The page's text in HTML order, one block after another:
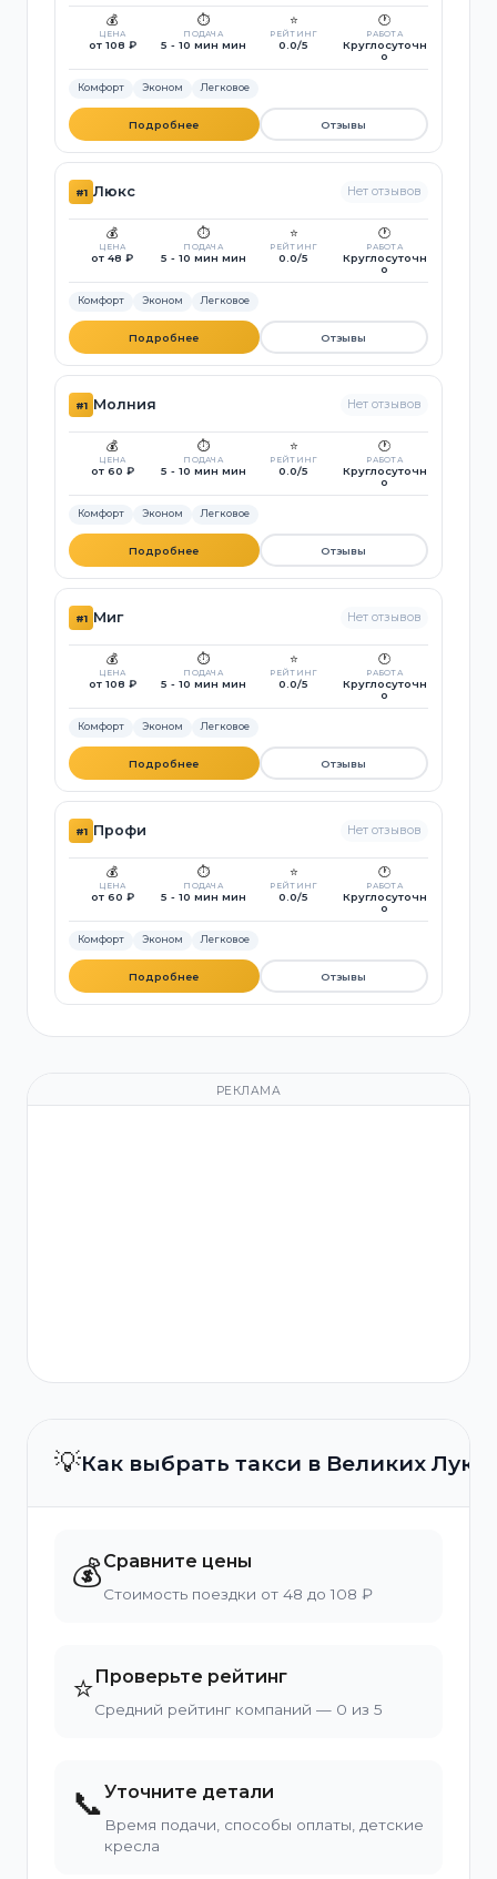
💰
ЦЕНА
от 108 ₽
⏱️
ПОДАЧА
5 - 10 мин мин
⭐
РЕЙТИНГ
0.0/5
🕐
РАБОТА
Круглосуточн
о
Комфорт Эконом Легковое
Подробнее Отзывы
#1 Люкс Нет отзывов
💰
ЦЕНА
от 48 ₽
⏱️
ПОДАЧА
5 - 10 мин мин
⭐
РЕЙТИНГ
0.0/5
🕐
РАБОТА
Круглосуточн
о
Комфорт Эконом Легковое
Подробнее Отзывы
#1 Молния Нет отзывов
💰
ЦЕНА
от 60 ₽
⏱️
ПОДАЧА
5 - 10 мин мин
⭐
РЕЙТИНГ
0.0/5
🕐
РАБОТА
Круглосуточн
о
Комфорт Эконом Легковое
Подробнее Отзывы
#1 Миг Нет отзывов
💰
ЦЕНА
от 108 ₽
⏱️
ПОДАЧА
5 - 10 мин мин
⭐
РЕЙТИНГ
0.0/5
🕐
РАБОТА
Круглосуточн
о
Комфорт Эконом Легковое
Подробнее Отзывы
#1 Профи Нет отзывов
💰
ЦЕНА
от 60 ₽
⏱️
ПОДАЧА
5 - 10 мин мин
⭐
РЕЙТИНГ
0.0/5
🕐
РАБОТА
Круглосуточн
о
Комфорт Эконом Легковое
Подробнее Отзывы
РЕКЛАМА
💡Как выбрать такси в Великих
💰Сравните цены
Стоимость поездки от 48 до 108 ₽
⭐Проверьте рейтинг
Средний рейтинг компаний — 0 из 5
📞Уточните детали
Время подачи, способы оплаты, детские
кресла